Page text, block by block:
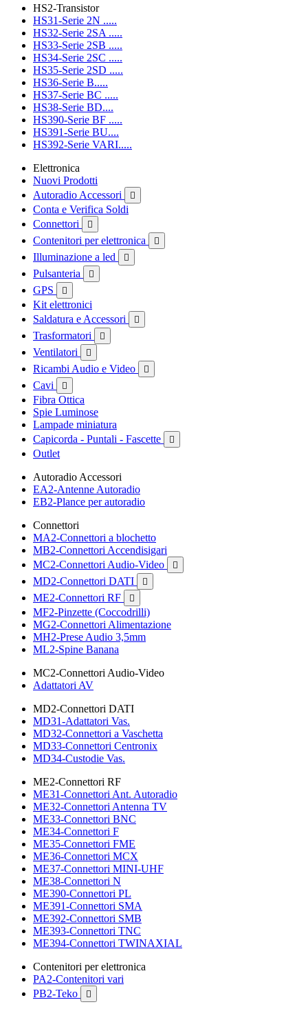
HS2-Transistor
HS31-Serie 2N .....
HS32-Serie 2SA .....
HS33-Serie 2SB .....
HS34-Serie 2SC .....
HS35-Serie 2SD .....
HS36-Serie B.....
HS37-Serie BC .....
HS38-Serie BD....
HS390-Serie BF .....
HS391-Serie BU....
HS392-Serie VARI.....
Elettronica
Nuovi Prodotti
Autoradio Accessori

Conta e Verifica Soldi
Connettori

Contenitori per elettronica 
Illuminazione a led 
Pulsanteria 
GPS 
Kit elettronici
Saldatura e Accessori

Trasformatori 
Ventilatori 
Ricambi Audio e Video 
Cavi 
Fibra Ottica
Spie Luminose
Lampade miniatura
Capicorda - Puntali - Fascette

Outlet
Autoradio Accessori
EA2-Antenne Autoradio
EB2-Plance per autoradio
Connettori
MA2-Connettori a blochetto
MB2-Connettori Accendisigari
MC2-Connettori Audio-Video

MD2-Connettori DATI 
ME2-Connettori RF 
MF2-Pinzette (Coccodrilli)
MG2-Connettori Alimentazione
MH2-Prese Audio 3,5mm
ML2-Spine Banana
MC2-Connettori Audio-Video
Adattatori AV
MD2-Connettori DATI
MD31-Adattatori Vas.
MD32-Connettori a Vaschetta
MD33-Connettori Centronix
MD34-Custodie Vas.
ME2-Connettori RF
ME31-Connettori Ant. Autoradio
ME32-Connettori Antenna TV
ME33-Connettori BNC
ME34-Connettori F
ME35-Connettori FME
ME36-Connettori MCX
ME37-Connettori MINI-UHF
ME38-Connettori N
ME390-Connettori PL
ME391-Connettori SMA
ME392-Connettori SMB
ME393-Connettori TNC
ME394-Connettori TWINAXIAL
Contenitori per elettronica
PA2-Contenitori vari
PB2-Teko
